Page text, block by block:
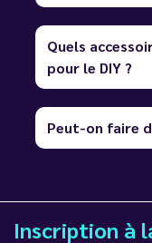
Quels
pour le DIY ?
Peut-on faire
Inscription à